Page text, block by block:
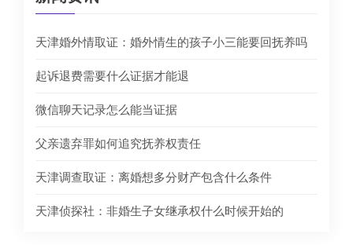
天津婚外情取证：婚外情生的孩子小三能要回抚养吗
起诉退费需要什么证据才能退
微信聊天记录怎么能当证据
父亲遗弃罪如何追究抚养权责任
天津调查取证：离婚想多分财产包含什么条件
天津侦探社：非婚生子女继承权什么时候开始的